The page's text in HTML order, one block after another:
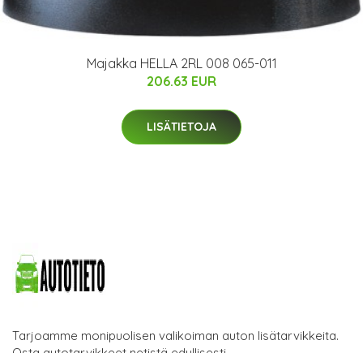
Majakka HELLA 2RL 008 065-011
206.63 EUR
LISÄTIETOJA
Tarjoamme monipuolisen valikoiman auton lisätarvikkeita.